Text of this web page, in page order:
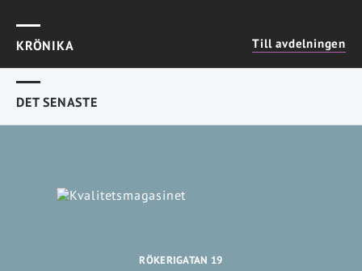
KRÖNIKA Till avdelningen
DET SENASTE
RÖKERIGATAN 19